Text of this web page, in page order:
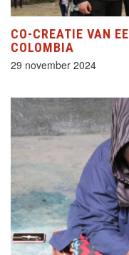
CO-CREATIE VAN
COLOMBIA
29 november 2024